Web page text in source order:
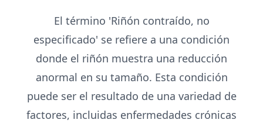
El término 'Riñón contraído, no
especificado' se refiere a una condición
donde el riñón muestra una reducción
anormal en su tamaño. Esta condición
puede ser el resultado de una variedad de
factores, incluidas enfermedades crónicas